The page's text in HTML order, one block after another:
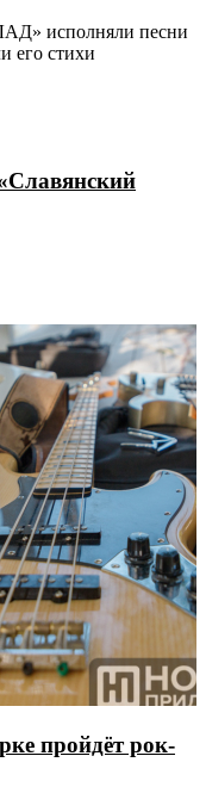
исполняли песни
его стихи
пройдёт рок-